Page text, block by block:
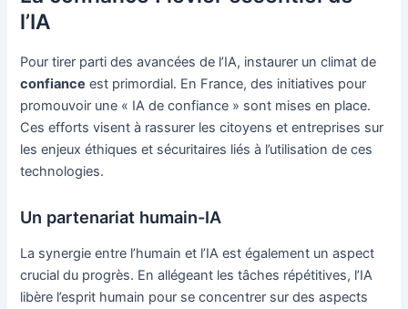
l’IA
Pour tirer parti des avancées de l’IA, instaurer un climat de
confiance est primordial. En France, des initiatives pour
promouvoir une « IA de confiance » sont mises en place.
Ces efforts visent à rassurer les citoyens et entreprises sur
les enjeux éthiques et sécuritaires liés à l’utilisation de ces
technologies.
Un partenariat humain-IA
La synergie entre l’humain et l’IA est également un aspect
crucial du progrès. En allégeant les tâches répétitives, l’IA
libère l’esprit humain pour se concentrer sur des aspects